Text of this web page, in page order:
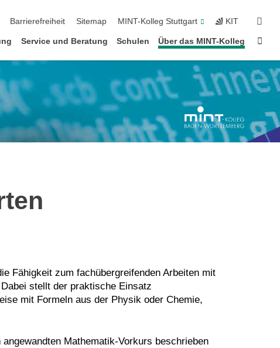
Barrierefreiheit Sitemap MINT-Kolleg Stuttgart KIT
Service und Beratung Schulen Über das MINT-Kolleg
Fähigkeit zum fachübergreifenden Arbeiten mit
stellt der praktische Einsatz
mit Formeln aus der Physik oder Chemie,
Mathematik-Vorkurs beschrieben